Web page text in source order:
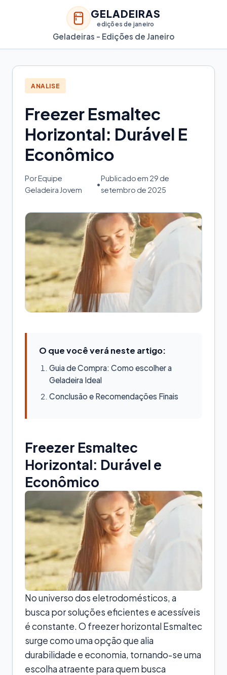
GELADEIRAS
edições de janeiro
Geladeiras - Edições de Janeiro
ANALISE
Freezer Esmaltec
Horizontal: Durável E
Econômico
Por Equipe
Geladeira Jovem
•
Publicado em 29 de
setembro de 2025
O que você verá neste artigo:
Guia de Compra: Como escolher a
Geladeira Ideal
Conclusão e Recomendações Finais
Freezer Esmaltec
Horizontal: Durável e
Econômico
No universo dos eletrodomésticos, a
busca por soluções eficientes e acessíveis
é constante. O freezer horizontal Esmaltec
surge como uma opção que alia
durabilidade e economia, tornando-se uma
escolha atraente para quem busca